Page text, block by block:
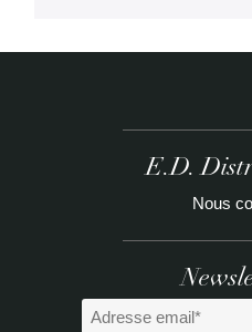
E.D.
Nous